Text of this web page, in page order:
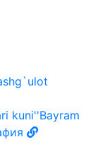
kuni''Bayram